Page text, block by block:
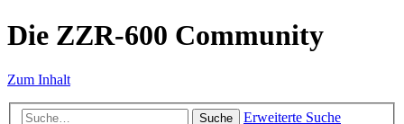
Die ZZR-600 Community
Zum Inhalt
Suche Erweiterte Suche